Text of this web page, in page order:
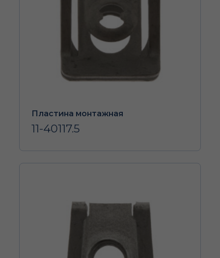
Пластина монтажная
11-40117.5